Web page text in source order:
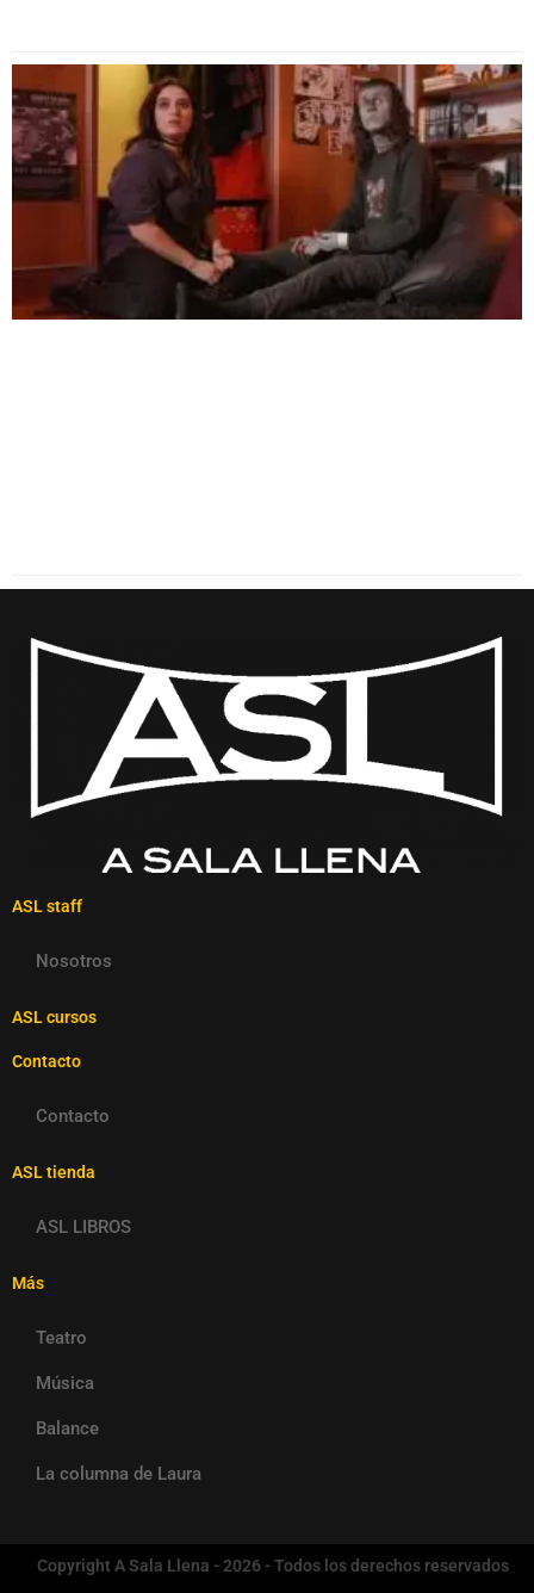
ASL staff
Nosotros
ASL cursos
Contacto
Contacto
ASL tienda
ASL LIBROS
Más
Teatro
Música
Balance
La columna de Laura
Copyright A Sala Llena - 2026 - Todos los derechos reservados